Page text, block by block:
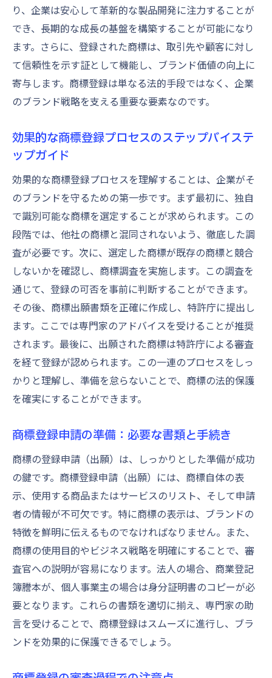
商標保護の第一歩商標登録でブランド信頼性を
高める
商標登録がブランド信頼性に及ぼす影響
信頼性向上に寄与する商標登録のプロセス
ブランド信頼性を高める商標の選定基準
商標登録がもたらす顧客との信頼関係
長期的なブランド信頼性の維持に必要な商
標登録
模倣からブランドを守る商標登録が提供する安
全な基盤
模倣リスクを軽減する商標登録の効果
商標登録によるブランド保護メカニズム
商標侵害を防ぐための法的対策
商標登録がもたらす模倣防止の実例
ブランド安全性を確保する商標使用の管理
商標登録を活用した模倣追跡の手法
市場での競争力を支える商標の法的保護のメリ
ット
商標の法的保護が競争力に与える影響
競争力を保つための商標権の行使法
商標の法的保護事例：成功企業の秘訣
市場競争において有利な商標保護の実施
商標法を利用したブランド強化の戦略
長期的ブランド戦略に不可欠な商標登録の役割
商標登録がもたらす長期的ブランド安定性
ブランド戦略と商標登録の相乗効果
商標登録を活用した持続可能なブランド形
成
長期的視点で見た商標戦略の構築法
商標登録が支えるブランドの成長軌道
り、企業は安心して革新的な製品開発に注力することが
でき、長期的な成長の基盤を構築することが可能になり
ます。さらに、登録された商標は、取引先や顧客に対し
て信頼性を示す証として機能し、ブランド価値の向上に
寄与します。商標登録は単なる法的手段ではなく、企業
のブランド戦略を支える重要な要素なのです。
効果的な商標登録プロセスのステップバイステ
ップガイド
効果的な商標登録プロセスを理解することは、企業がそ
のブランドを守るための第一歩です。まず最初に、独自
で識別可能な商標を選定することが求められます。この
段階では、他社の商標と混同されないよう、徹底した調
査が必要です。次に、選定した商標が既存の商標と競合
しないかを確認し、商標調査を実施します。この調査を
通じて、登録の可否を事前に判断することができます。
その後、商標出願書類を正確に作成し、特許庁に提出し
ます。ここでは専門家のアドバイスを受けることが推奨
されます。最後に、出願された商標は特許庁による審査
を経て登録が認められます。この一連のプロセスをしっ
かりと理解し、準備を怠らないことで、商標の法的保護
を確実にすることができます。
商標登録申請の準備：必要な書類と手続き
商標の登録申請（出願）は、しっかりとした準備が成功
の鍵です。商標登録申請（出願）には、商標自体の表
示、使用する商品またはサービスのリスト、そして申請
者の情報が不可欠です。特に商標の表示は、ブランドの
特徴を鮮明に伝えるものでなければなりません。また、
商標の使用目的やビジネス戦略を明確にすることで、審
査官への説明が容易になります。法人の場合、商業登記
簿謄本が、個人事業主の場合は身分証明書のコピーが必
要となります。これらの書類を適切に揃え、専門家の助
言を受けることで、商標登録はスムーズに進行し、ブラ
ンドを効果的に保護できるでしょう。